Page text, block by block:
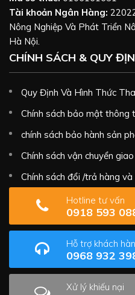
Tài khoản Ngân Hàng:
Nông Nghiệp Và Phát Triển
Hà Nội.
CHÍNH SÁCH & QUY
Quy Định Và Hình Thức
Chính sách bảo mật thông
chính sách bảo hành sản
Chính sách vận chuyển
Chính sách đổi /trả hàng và
Hotline tư vấn
0918 593
Hỗ trợ khách
0968 932
Xử lý khiếu nại